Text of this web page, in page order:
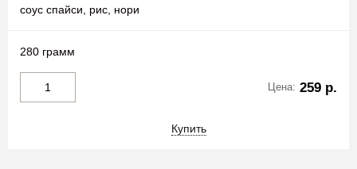
соус спайси, рис, нори
280 грамм
Цена: 259 р.
Купить